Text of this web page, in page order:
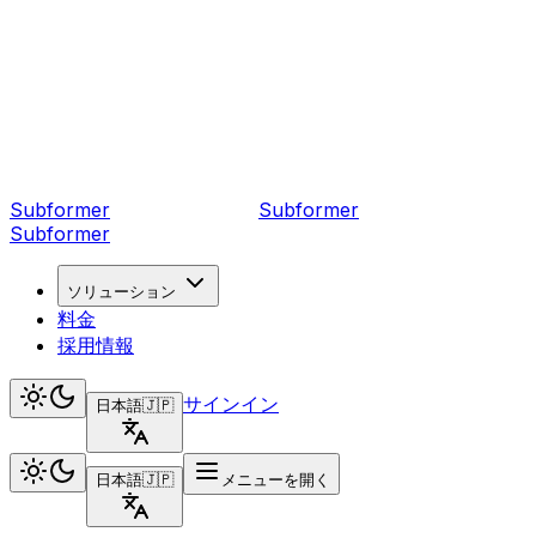
Subformer Subformer
Subformer
ソリューション
料金
採用情報
日本語🇯🇵 サインイン
日本語🇯🇵 メニューを開く